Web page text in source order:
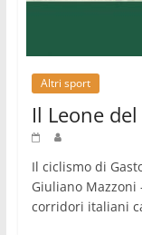
Altri sport
Il Leone
Il ciclismo di
Giuliano Mazzoni
corridori italiani